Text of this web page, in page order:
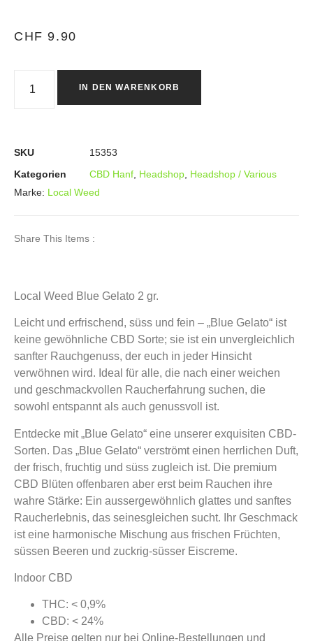
CHF 9.90
IN DEN WARENKORB
SKU
15353
Kategorien
CBD Hanf Headshop Headshop / Various
Marke: Local Weed
Share This Items :
Local Weed Blue Gelato 2 gr.
Leicht und erfrischend, süss und fein – „Blue Gelato“ ist
keine gewöhnliche CBD Sorte; sie ist ein unvergleichlich
sanfter Rauchgenuss, der euch in jeder Hinsicht
verwöhnen wird. Ideal für alle, die nach einer weichen
und geschmackvollen Raucherfahrung suchen, die
sowohl entspannt als auch genussvoll ist.
Entdecke mit „Blue Gelato“ eine unserer exquisiten CBD-
Sorten. Das „Blue Gelato“ verströmt einen herrlichen Duft,
der frisch, fruchtig und süss zugleich ist. Die premium
CBD Blüten offenbaren aber erst beim Rauchen ihre
wahre Stärke: Ein aussergewöhnlich glattes und sanftes
Raucherlebnis, das seinesgleichen sucht. Ihr Geschmack
ist eine harmonische Mischung aus frischen Früchten,
süssen Beeren und zuckrig-süsser Eiscreme.
Indoor CBD
THC: < 0,9%
CBD: < 24%
Alle Preise gelten nur bei Online-Bestellungen und